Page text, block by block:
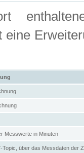
eine
Messwerte in Minuten
Topic, über das Messdaten der